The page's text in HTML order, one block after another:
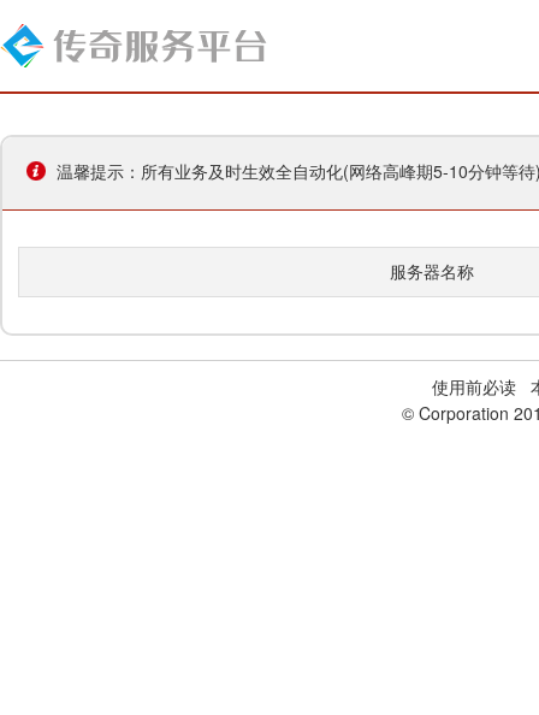
温馨提示：所有业务及时生效全自动化(网络高峰期5-10分钟等
服务器名称
使用前必读
© Corporation